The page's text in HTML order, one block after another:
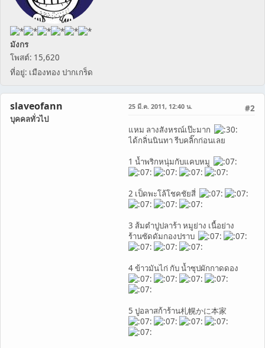
มังกร
โพสต์: 15,620
ที่อยู่: เมืองทอง ปากเกร็ด
slaveofann
บุคคลทั่วไป
#2
25 มี.ค. 2011, 12:40 น.
แหม ลางสังหรณ์เป๊ะมาก
ได้กลิ่นนินทา รีบคลิ๊กก่อนเลย
1 น้ำพริกหนุ่มกับแคบหมู
2 เป็ดพะโล้โชคชัยสี่
3 ส้มตำปูปลาร้า หมูย่าง เนื้อย่าง
ร้านซัดดัมกองปราบ
4 ข้าวมันไก่ กับ น้ำซุปผักกาดดอง
5 ปูอลาสก้าร้าน札幌かに本家